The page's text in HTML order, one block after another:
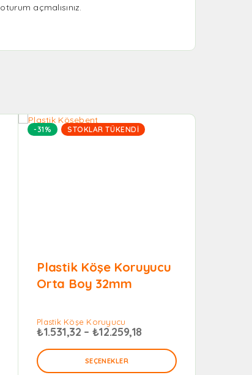
oturum açmalısınız.
-31% STOKLAR TÜKENDI
Plastik Köşe Koruyucu
Orta Boy 32mm
Plastik Köşe Koruyucu
₺1.531,32 – ₺12.259,18
SEÇENEKLER